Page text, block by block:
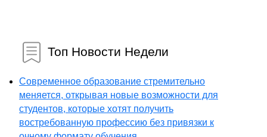
Топ Новости Недели
Современное образование стремительно
меняется, открывая новые возможности для
студентов, которые хотят получить
востребованную профессию без привязки к